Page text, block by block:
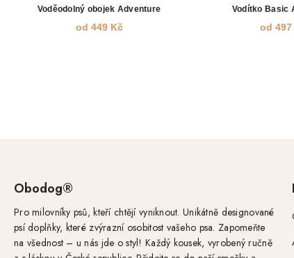
Voděodolný obojek Adventure
od 449Kč
Vodítko Basic
od 497
Obodog®
Pro milovníky psů, kteří chtějí vyniknout. Unikátně designované
psí doplňky, které zvýrazní osobitost vašeho psa. Zapomeňte
na všednost – u nás jde o styl! Každý kousek, vyrobený ručně